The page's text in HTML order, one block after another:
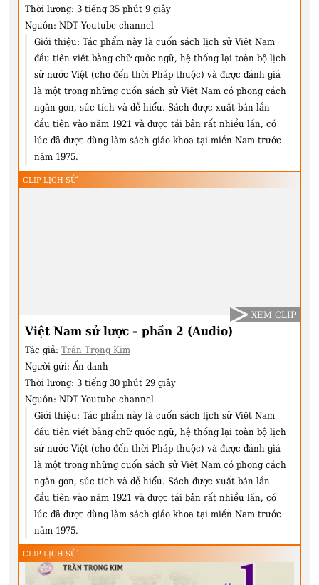
Thời lượng: 3 tiếng 35 phút 9 giây
Nguồn: NDT Youtube channel
Giới thiệu: Tác phẩm này là cuốn sách lịch sử Việt Nam
đầu tiên viết bằng chữ quốc ngữ, hệ thống lại toàn bộ lịch
sử nước Việt (cho đến thời Pháp thuộc) và được đánh giá
là một trong những cuốn sách sử Việt Nam có phong cách
ngắn gọn, súc tích và dễ hiểu. Sách được xuất bản lần
đầu tiên vào năm 1921 và được tái bản rất nhiều lần, có
lúc đã được dùng làm sách giáo khoa tại miền Nam trước
năm 1975.
CLIP LỊCH SỬ
Việt Nam sử lược – phần 2 (Audio)
Tác giả: Trần Trọng Kim
Người gửi: Ẩn danh
Thời lượng: 3 tiếng 30 phút 29 giây
Nguồn: NDT Youtube channel
Giới thiệu: Tác phẩm này là cuốn sách lịch sử Việt Nam
đầu tiên viết bằng chữ quốc ngữ, hệ thống lại toàn bộ lịch
sử nước Việt (cho đến thời Pháp thuộc) và được đánh giá
là một trong những cuốn sách sử Việt Nam có phong cách
ngắn gọn, súc tích và dễ hiểu. Sách được xuất bản lần
đầu tiên vào năm 1921 và được tái bản rất nhiều lần, có
lúc đã được dùng làm sách giáo khoa tại miền Nam trước
năm 1975.
XEM CLIP
CLIP LỊCH SỬ